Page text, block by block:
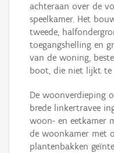
achteraan over de
speelkamer. Het
tweede,
toegangshelling en
van de woning,
boot, die niet lijkt te
De woonverdieping
brede linkertravee
woon- en eetkamer
de woonkamer met
plantenbakken